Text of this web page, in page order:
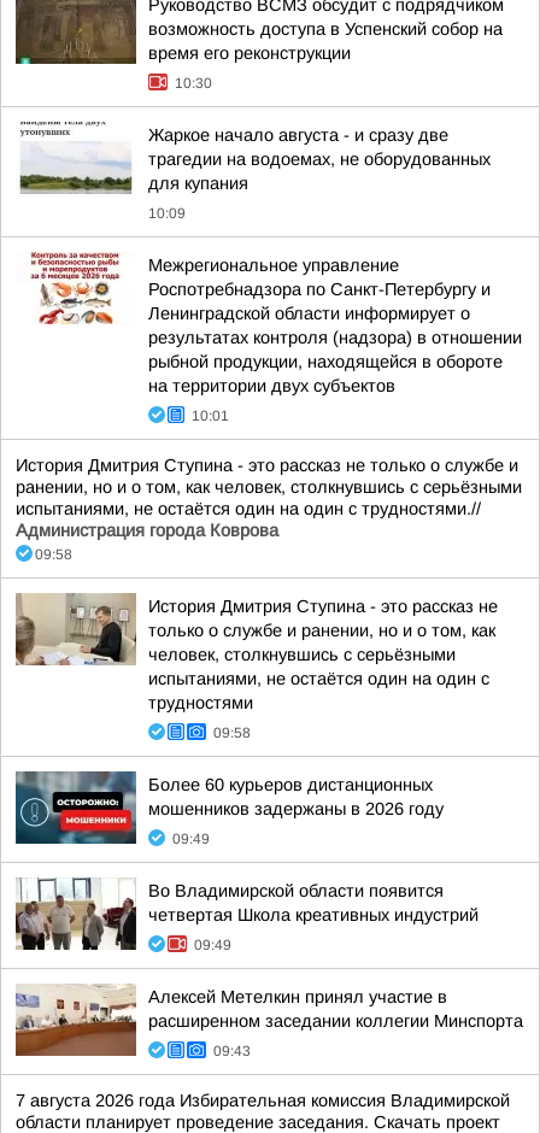
Руководство ВСМЗ обсудит с подрядчиком
возможность доступа в Успенский собор на
время его реконструкции
10:30
Жаркое начало августа - и сразу две
трагедии на водоемах, не оборудованных
для купания
10:09
Межрегиональное управление
Роспотребнадзора по Санкт-Петербургу и
Ленинградской области информирует о
результатах контроля (надзора) в отношении
рыбной продукции, находящейся в обороте
на территории двух субъектов
10:01
История Дмитрия Ступина - это рассказ не только о службе и
ранении, но и о том, как человек, столкнувшись с серьёзными
испытаниями, не остаётся один на один с трудностями.//
Администрация города Коврова
09:58
История Дмитрия Ступина - это рассказ не
только о службе и ранении, но и о том, как
человек, столкнувшись с серьёзными
испытаниями, не остаётся один на один с
трудностями
09:58
Более 60 курьеров дистанционных
мошенников задержаны в 2026 году
09:49
Во Владимирской области появится
четвертая Школа креативных индустрий
09:49
Алексей Метелкин принял участие в
расширенном заседании коллегии Минспорта
09:43
7 августа 2026 года Избирательная комиссия Владимирской
области планирует проведение заседания. Скачать проект